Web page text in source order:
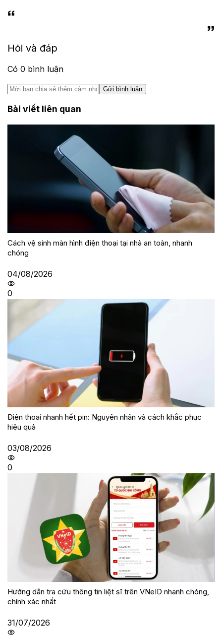
Hỏi và đáp
Có 0 bình luận
Gửi bình luận
Bài viết liên quan
Cách vệ sinh màn hình điện thoại tại nhà an toàn, nhanh
chóng
04/08/2026
0
Điện thoại nhanh hết pin: Nguyên nhân và cách khắc phục
hiệu quả
03/08/2026
0
Hướng dẫn tra cứu thông tin liệt sĩ trên VNeID nhanh chóng,
chính xác nhất
31/07/2026